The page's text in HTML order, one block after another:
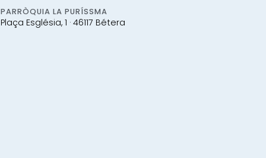
PARRÒQUIA LA PURÍSSMA
Plaça Església, 1 · 46117 Bétera